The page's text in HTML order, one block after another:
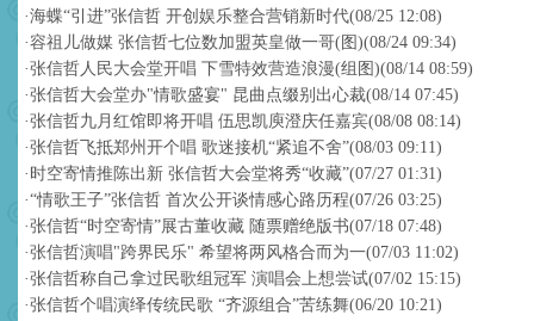
·海蝶“引进”张信哲 开创娱乐整合营销新时代(08/25 12:08)
·容祖儿做媒 张信哲七位数加盟英皇做一哥(图)(08/24 09:34)
·张信哲人民大会堂开唱 下雪特效营造浪漫(组图)(08/14 08:59)
·张信哲大会堂办"情歌盛宴" 昆曲点缀别出心裁(08/14 07:45)
·张信哲九月红馆即将开唱 伍思凯庾澄庆任嘉宾(08/08 08:14)
·张信哲飞抵郑州开个唱 歌迷接机“紧追不舍”(08/03 09:11)
· 时空寄情推陈出新 张信哲大会堂将秀“收藏”(07/27 01:31)
·“情歌王子”张信哲 首次公开谈情感心路历程(07/26 03:25)
·张信哲“时空寄情”展古董收藏 随票赠绝版书(07/18 07:48)
·张信哲演唱"跨界民乐" 希望将两风格合而为一(07/03 11:02)
·张信哲称自己拿过民歌组冠军 演唱会上想尝试(07/02 15:15)
·张信哲个唱演绎传统民歌 “齐源组合”苦练舞(06/20 10:21)